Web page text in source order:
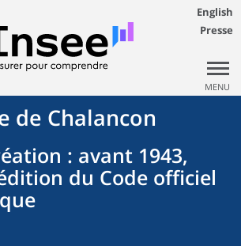
English
Presse
MENU
de Chalancon
: avant 1943,
du Code officiel